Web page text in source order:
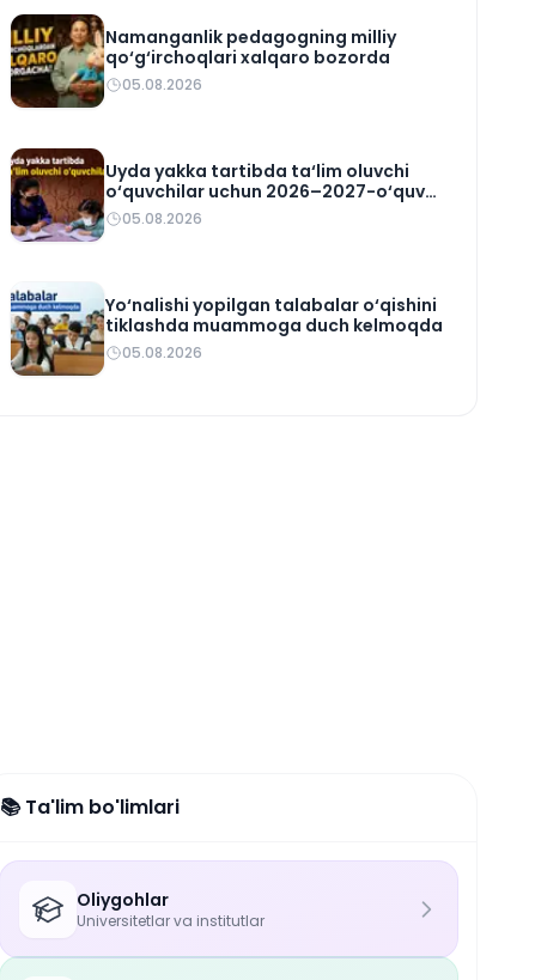
Namanganlik pedagogning milliy
qo‘g‘irchoqlari xalqaro bozorda
05.08.2026
Uyda yakka tartibda ta‘lim oluvchi
o‘quvchilar uchun 2026–2027-o‘quv
rejasi tasdiqlandi
05.08.2026
Yo‘nalishi yopilgan talabalar o‘qishini
tiklashda muammoga duch kelmoqda
05.08.2026
📚 Ta'lim bo'limlari
Oliygohlar
Universitetlar va institutlar